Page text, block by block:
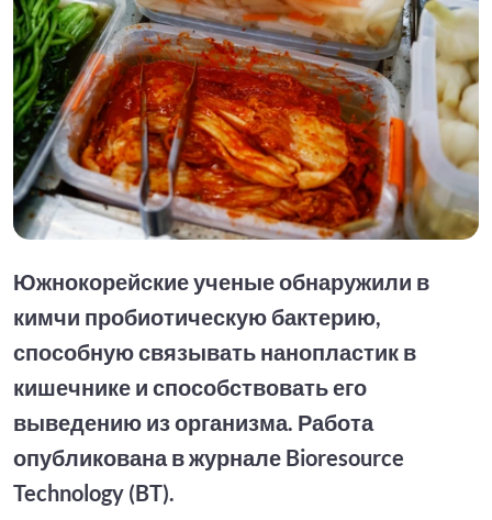
Южнокорейские ученые обнаружили в
кимчи пробиотическую бактерию,
способную связывать нанопластик в
кишечнике и способствовать его
выведению из организма. Работа
опубликована в журнале Bioresource
Technology (BT).